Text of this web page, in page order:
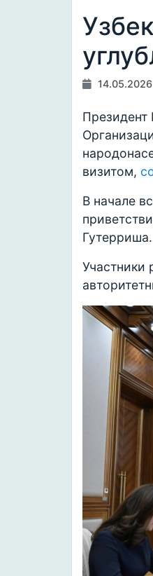
Президент
визитом,
В начале
Гутерриша.
Участники